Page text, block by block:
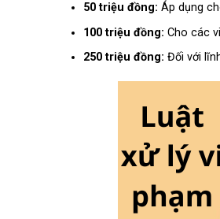
50 triệu đồng: Áp dụng
100 triệu đồng: Cho các
250 triệu đồng: Đối với